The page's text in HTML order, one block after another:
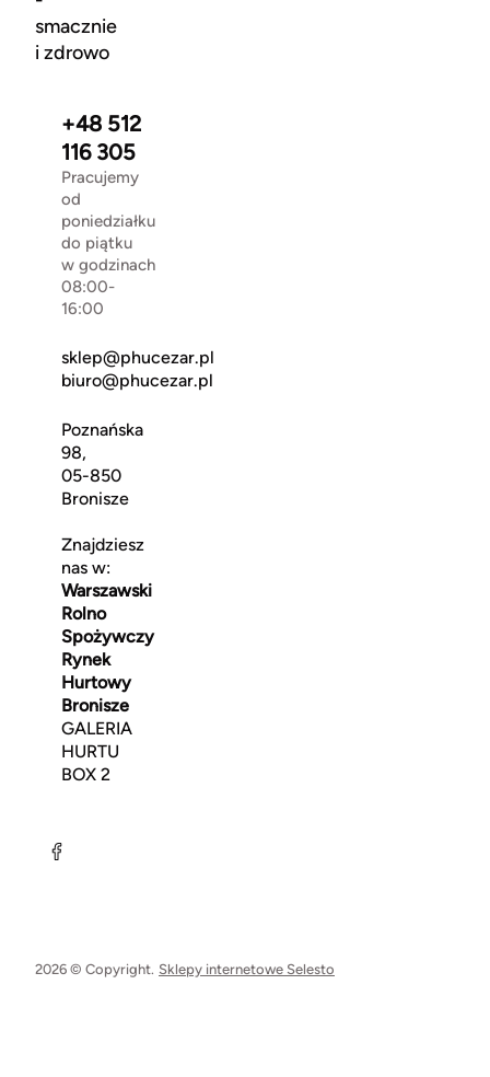
smacznie
i zdrowo
+48 512
116 305
Pracujemy
od
poniedziałku
do piątku
w godzinach
08:00-
16:00
sklep@phucezar.pl
biuro@phucezar.pl
Poznańska
98,
05-850
Bronisze
Znajdziesz
nas w:
Warszawski
Rolno
Spożywczy
Rynek
Hurtowy
Bronisze
GALERIA
HURTU
BOX 2
2026 © Copyright. Sklepy internetowe Selesto